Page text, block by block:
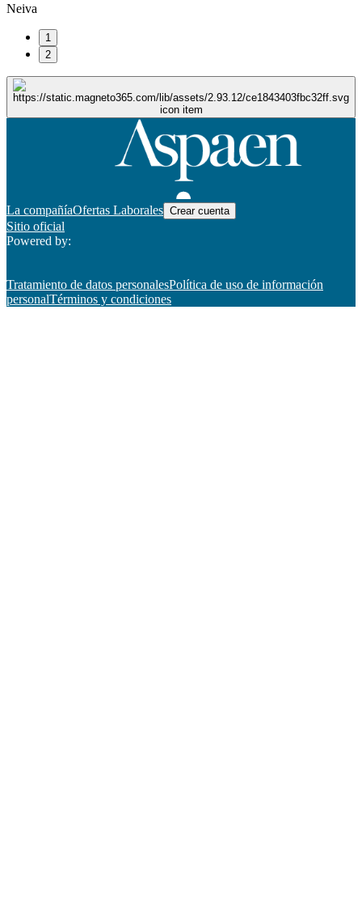
Neiva
1
2
La compañíaOfertas Laborales Crear cuenta
Sitio oficial
Powered by:
Tratamiento de datos personalesPolítica de uso de información
personalTérminos y condiciones